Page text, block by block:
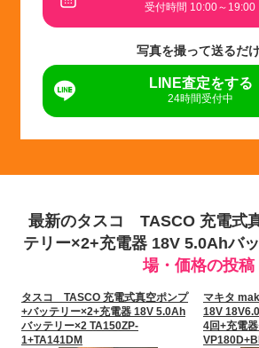
受付時間 10:00～19:00
写真を撮って送るだ
LINE査定をする
24時間受付中
最新のタスコ TASCO 充電式
テリー×2+充電器 18V 5.0Ahバ
場・価格の投稿
タスコ TASCO 充電式真空ポンプ
+バッテリー×2+充電器 18V 5.0Ah
バッテリー×2 TA150ZP-
1+TA141DM
マキタ
18V
4回+充電